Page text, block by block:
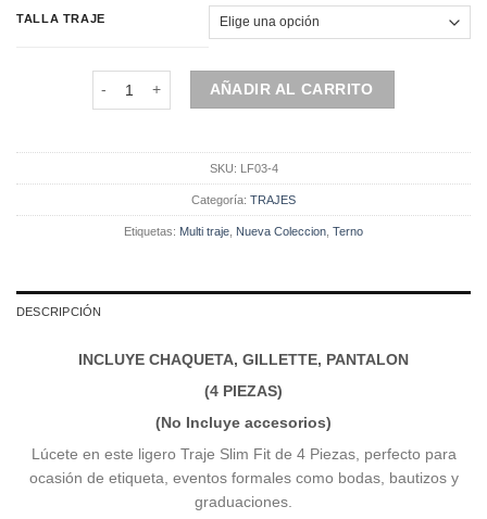
$790.000.
TALLA TRAJE
Multitraje | Traje Azul Marino | 4 Piezas Incluye Chaleco
AÑADIR AL CARRITO
SKU: LF03-4
Categoría: TRAJES
Etiquetas: Multi traje Nueva Coleccion Terno
DESCRIPCIÓN
INCLUYE CHAQUETA, GILLETTE, PANTALON
(4 PIEZAS)
(No Incluye accesorios)
Lúcete en este ligero Traje Slim Fit de 4 Piezas, perfecto para
ocasión de etiqueta, eventos formales como bodas, bautizos y
graduaciones.